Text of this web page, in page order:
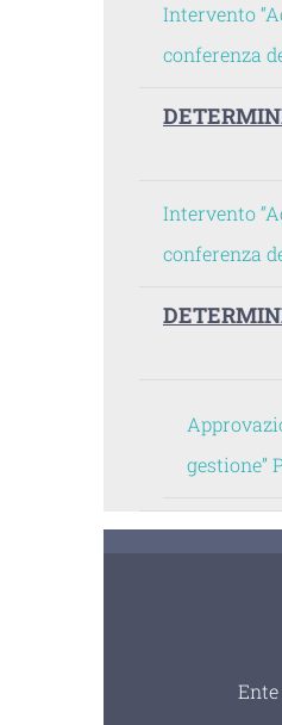
Intervento
conferenza
Intervento
conferenza
gestione”